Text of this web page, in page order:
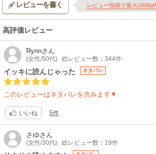
レビューを書く レビュー投稿で最大1000pt!
高評価レビュー
Rynnさん
(女性/50代) 総レビュー数：344件
イッキに読んじゃった ネタバレ
このレビューはネタバレを含みます▼
いいね 5件
さゆさん
(女性/30代) 総レビュー数：19件